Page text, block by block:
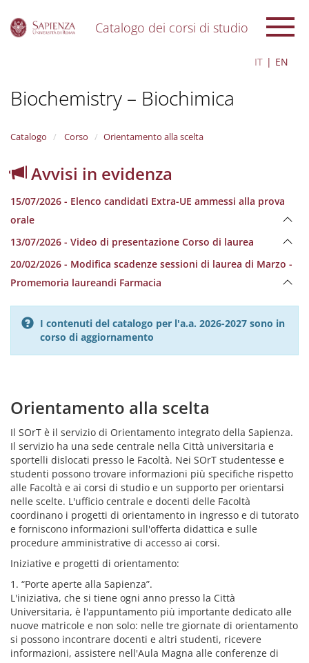
Catalogo dei corsi di studio
IT EN
Biochemistry – Biochimica
Catalogo Corso Orientamento alla scelta
Avvisi in evidenza
15/07/2026 - Elenco candidati Extra-UE ammessi alla prova
orale
13/07/2026 - Video di presentazione Corso di laurea
20/02/2026 - Modifica scadenze sessioni di laurea di Marzo -
Promemoria laureandi Farmacia
I contenuti del catalogo per l'a.a. 2026-2027 sono in
corso di aggiornamento
Orientamento alla scelta
Il SOrT è il servizio di Orientamento integrato della Sapienza.
Il servizio ha una sede centrale nella Città universitaria e
sportelli dislocati presso le Facoltà. Nei SOrT studentesse e
studenti possono trovare informazioni più specifiche rispetto
alle Facoltà e ai corsi di studio e un supporto per orientarsi
nelle scelte. L'ufficio centrale e docenti delle Facoltà
coordinano i progetti di orientamento in ingresso e di tutorato
e forniscono informazioni sull'offerta didattica e sulle
procedure amministrative di accesso ai corsi.
Iniziative e progetti di orientamento:
1. “Porte aperte alla Sapienza”.
L'iniziativa, che si tiene ogni anno presso la Città
Universitaria, è l'appuntamento più importante dedicato alle
nuove matricole e non solo: nelle tre giornate di orientamento
si possono incontrare docenti e altri studenti, ricevere
informazioni, assistere nell'Aula Magna alle conferenze di